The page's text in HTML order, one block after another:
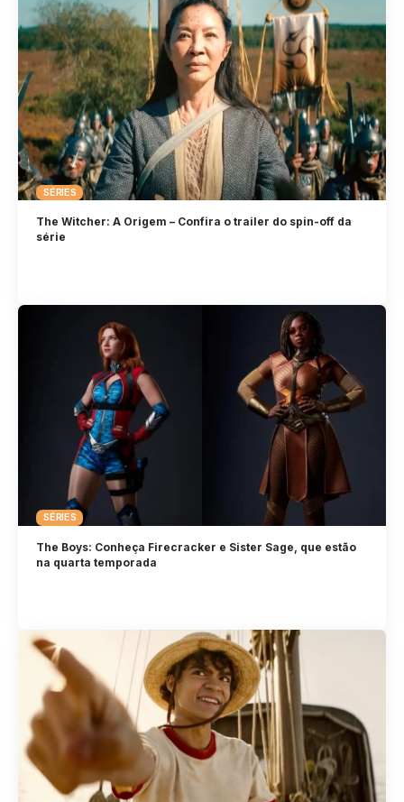
SÉRIES
The Witcher: A Origem – Confira o trailer do spin-off da
série
SÉRIES
The Boys: Conheça Firecracker e Sister Sage, que estão
na quarta temporada